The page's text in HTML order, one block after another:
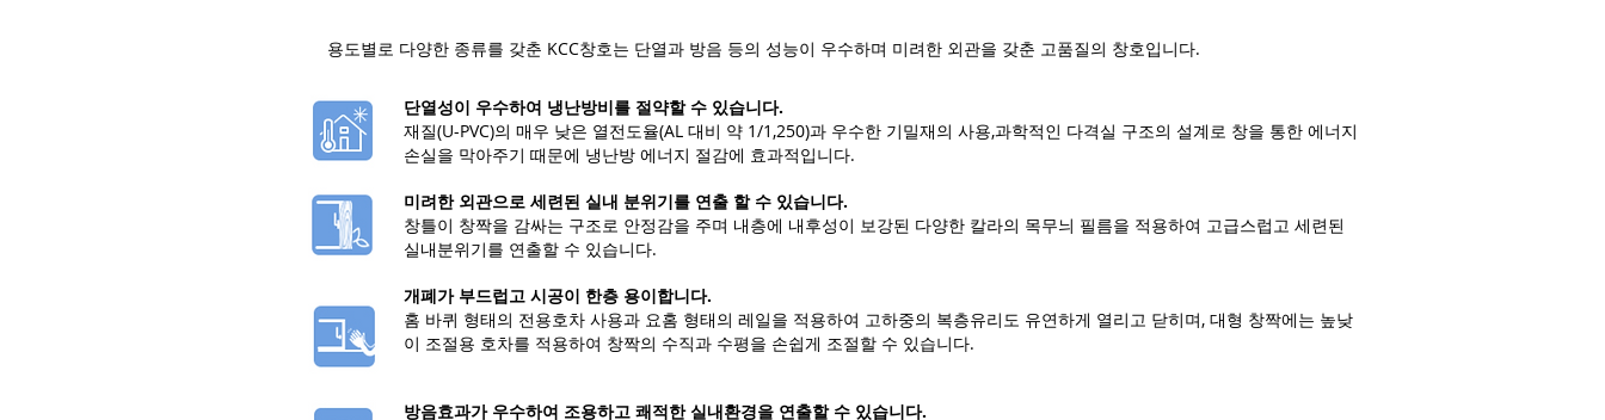
용도별로 다양한 종류를 갖춘 KCC창호는 단열과 방음 등의 성능이 우수하며 미려한 외관을 갖춘 고품질의 창호입니다.
단열성이 우수하여 냉난방비를 절약할 수 있습니다.
재질(U-PVC)의 매우 낮은 열전도율(AL 대비 약 1/1,250)과 우수한 기밀재의 사용,과학적인 다격실 구조의 설계로 창을 통한 에너지
손실을 막아주기 때문에 냉난방 에너지 절감에 효과적입니다.
미려한 외관으로 세련된 실내 분위기를 연출 할 수 있습니다.
창틀이 창짝을 감싸는 구조로 안정감을 주며 내층에 내후성이 보강된 다양한 칼라의 목무늬 필름을 적용하여 고급스럽고 세련된
실내분위기를 연출할 수 있습니다.
개폐가 부드럽고 시공이 한층 용이합니다.
홈 바퀴 형태의 전용호차 사용과 요홈 형태의 레일을 적용하여 고하중의 복층유리도 유연하게 열리고 닫히며, 대형 창짝에는 높낮
이 조절용 호차를 적용하여 창짝의 수직과 수평을 손쉽게 조절할 수 있습니다.
방음효과가 우수하여 조용하고 쾌적한 실내환경을 연출할 수 있습니다.